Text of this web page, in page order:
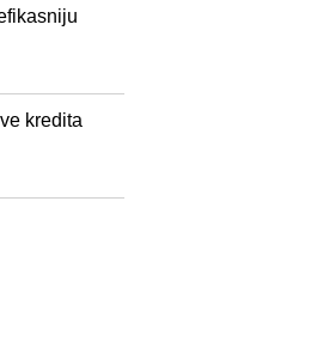
kredita